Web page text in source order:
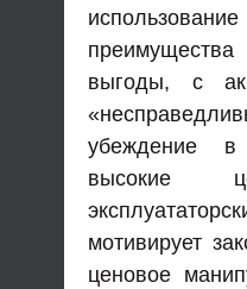
выгоды, с
убеждение
высокие
мотивирует
ценовое